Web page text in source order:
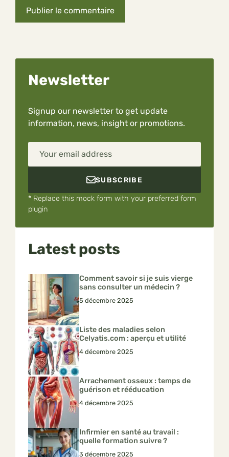
Newsletter
Signup our newsletter to get update
information, news, insight or promotions.
Your email address
SUBSCRIBE
* Replace this mock form with your preferred form
plugin
Latest posts
Comment savoir si je suis vierge
sans consulter un médecin ?
5 décembre 2025
Liste des maladies selon
Celyatis.com : aperçu et utilité
4 décembre 2025
Arrachement osseux : temps de
guérison et rééducation
4 décembre 2025
Infirmier en santé au travail :
quelle formation suivre ?
3 décembre 2025